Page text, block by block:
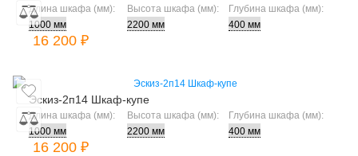
Длина шкафа (мм): Высота шкафа (мм): Глубина шкафа (мм):
16 200 ₽
Эскиз-2п14 Шкаф-купе
Длина шкафа (мм): Высота шкафа (мм): Глубина шкафа (мм):
16 200 ₽